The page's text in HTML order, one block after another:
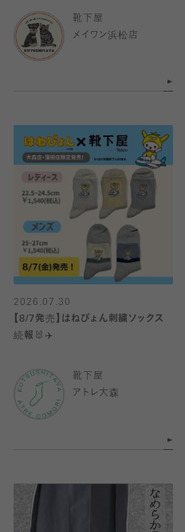
靴下屋
メイワン浜松店
2026.07.30
【8/7発売】はねぴょん刺繍ソックス
続報🐰✈️
靴下屋
アトレ大森